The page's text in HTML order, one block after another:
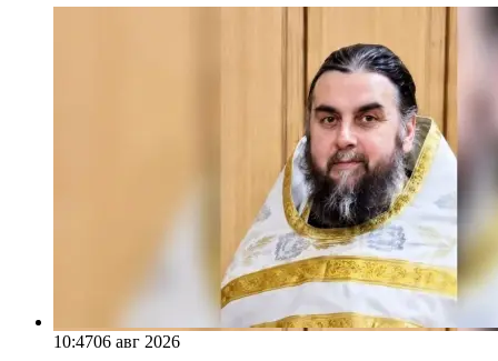
10:4706 авг 2026